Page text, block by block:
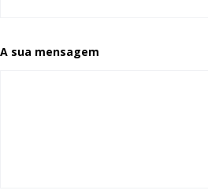
A sua mensagem